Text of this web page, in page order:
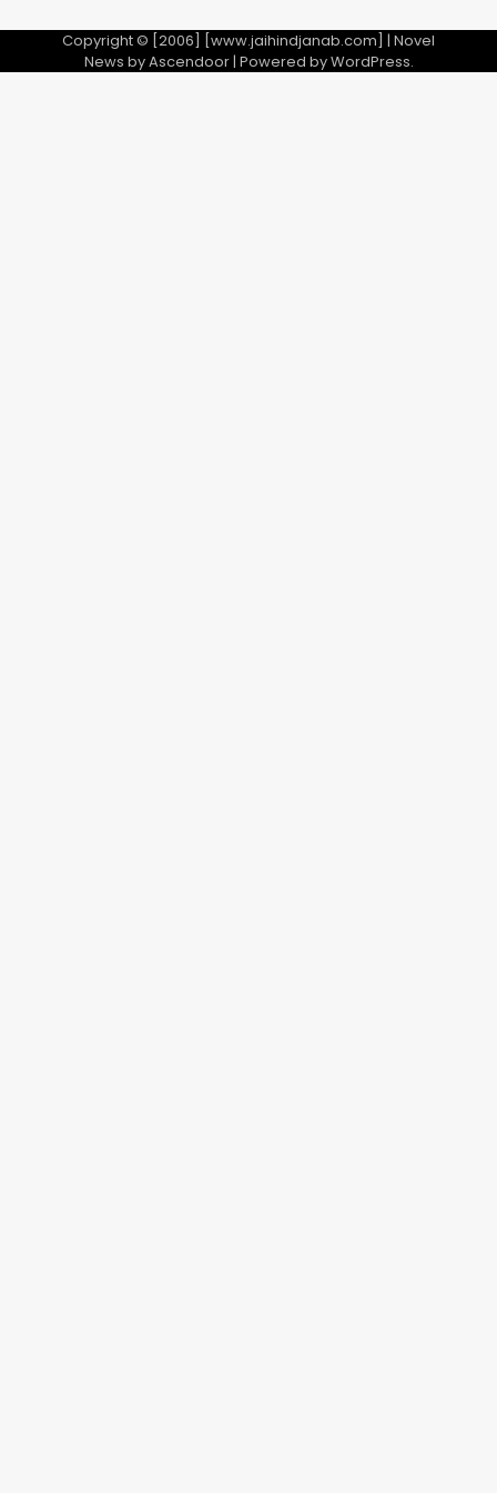
Copyright © [2006] [www.jaihindjanab.com] | Novel
News byAscendoor| Powered byWordPress.